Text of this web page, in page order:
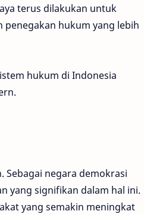
terus dilakukan untuk
hukum yang lebih
hukum di Indonesia
Sebagai negara demokrasi
yang signifikan dalam hal ini.
yang semakin meningkat